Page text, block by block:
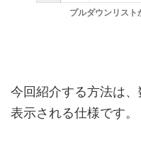
プルダウンリスト
今回紹介する方法は
表示される仕様です。